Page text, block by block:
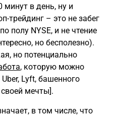
минут в день, ну и
трейдинг – это не забег
полу NYSE, и не чтение
но бесполезно).
но потенциально
, которую можно
Lyft, башенного
мечты].
в том числе, что